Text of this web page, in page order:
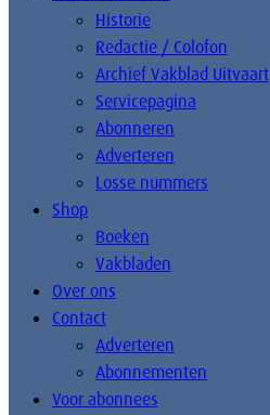
Historie
Redactie / Colofon
Archief Vakblad Uitvaart
Servicepagina
Abonneren
Adverteren
Losse nummers
Shop
Boeken
Vakbladen
Over ons
Contact
Adverteren
Abonnementen
Voor abonnees